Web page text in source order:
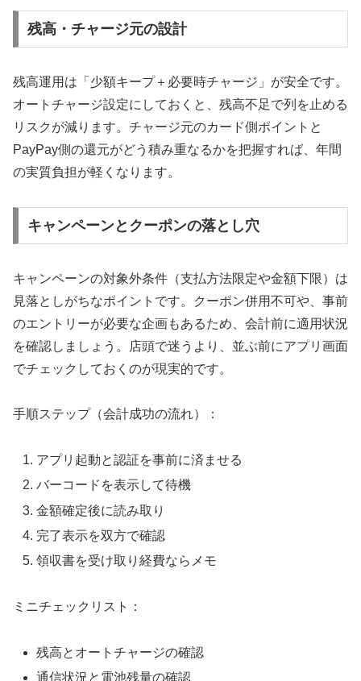
残高・チャージ元の設計
残高運用は「少額キープ＋必要時チャージ」が安全です。
オートチャージ設定にしておくと、残高不足で列を止める
リスクが減ります。チャージ元のカード側ポイントと
PayPay側の還元がどう積み重なるかを把握すれば、年間
の実質負担が軽くなります。
キャンペーンとクーポンの落とし穴
キャンペーンの対象外条件（支払方法限定や金額下限）は
見落としがちなポイントです。クーポン併用不可や、事前
のエントリーが必要な企画もあるため、会計前に適用状況
を確認しましょう。店頭で迷うより、並ぶ前にアプリ画面
でチェックしておくのが現実的です。
手順ステップ（会計成功の流れ）：
アプリ起動と認証を事前に済ませる
バーコードを表示して待機
金額確定後に読み取り
完了表示を双方で確認
領収書を受け取り経費ならメモ
ミニチェックリスト：
残高とオートチャージの確認
通信状況と電池残量の確認